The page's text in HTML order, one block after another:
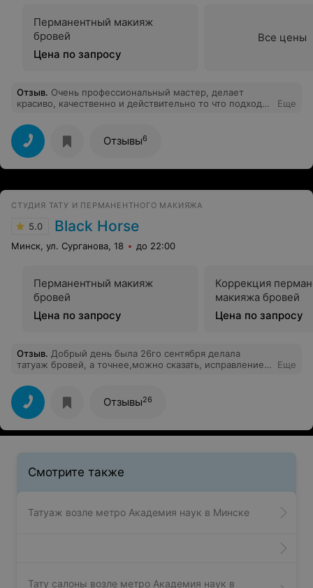
Перманентный макияж
бровей
Цена по запросу
Все цены
Отзыв. Очень профессиональный мастер, делает
красиво, качественно и действительно то что подходит
Еще
Отзывы6
5.0 Black Horse
макияжа бровей